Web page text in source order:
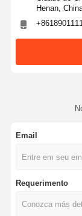
Henan,
Email
Requerimento